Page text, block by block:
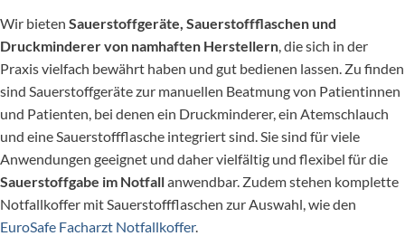
Wir bieten Sauerstoffgeräte, Sauerstoffflaschen und
Druckminderer von namhaften Herstellern , die sich in der
Praxis vielfach bewährt haben und gut bedienen lassen. Zu finden
sind Sauerstoffgeräte zur manuellen Beatmung von Patientinnen
und Patienten, bei denen ein Druckminderer, ein Atemschlauch
und eine Sauerstoffflasche integriert sind. Sie sind für viele
Anwendungen geeignet und daher vielfältig und flexibel für die
Sauerstoffgabe im Notfallanwendbar. Zudem stehen komplette
Notfallkoffer mit Sauerstoffflaschen zur Auswahl, wie den
EuroSafe Facharzt Notfallkoffer.